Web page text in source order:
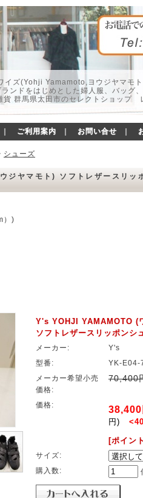
イズ(Yohji Yamamoto,ヨウジヤマモ
ンドをはじめとした婦人服、バッグ
群馬県太田市のセレクトショップ
ご利用案内 お問い合せ
シューズ
ヤマモト) ソフトレザースリッ
）)
Y's YOHJI YAMAMOTO (
ソフトレザースリッポンシ
メーカー:
Y's
型番:
YK-E04-
メーカー希望小売
価格:
70,400
価格: 38,400
円)
[ポイン
サイズ:
購入数: